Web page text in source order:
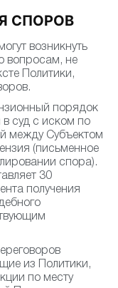
СПОРОВ
возникнуть
вопросам, не
Политики,
порядок
суд с иском по
между Субъектом
(письменное
спора).
30
получения
из Политики,
по месту